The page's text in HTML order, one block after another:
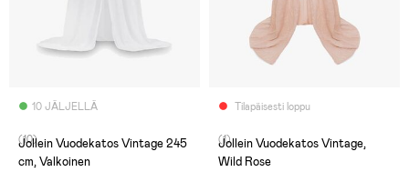
10 JÄLJELLÄ
(10)
Jollein Vuodekatos Vintage 245
cm, Valkoinen
Tilapäisesti loppu
(1)
Jollein Vuodekatos Vintage,
Wild Rose